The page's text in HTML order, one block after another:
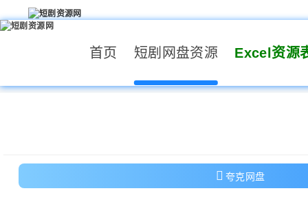
首页 短剧网盘资源 Excel资源
夸克网盘